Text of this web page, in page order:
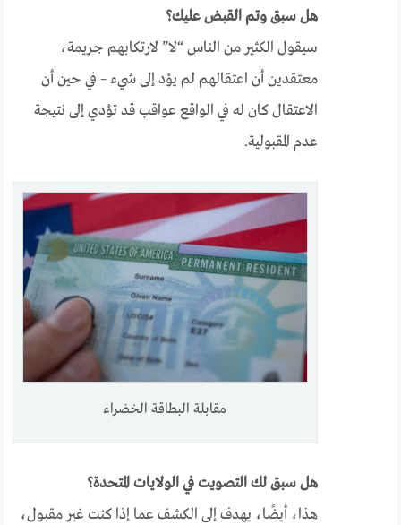
هل سبق وتم القبض عليك؟
سيقول الكثير من الناس “لا” لارتكابهم جريمة،
معتقدين أن اعتقالهم لم يؤد إلى شيء – في حين أن
الاعتقال كان له في الواقع عواقب قد تؤدي إلى نتيجة
عدم المقبولية.
مقابلة البطاقة الخضراء
هل سبق لك التصويت في الولايات المتحدة؟
هذا، أيضًا، يهدف إلى الكشف عما إذا كنت غير مقبول،